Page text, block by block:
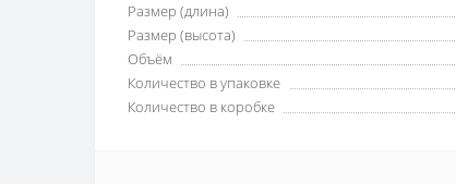
Размер (длина)
Размер (высота)
Объём
Количество в упаковке
Количество в коробке